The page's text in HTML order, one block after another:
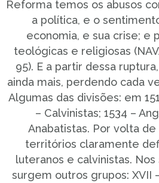
Reforma temos os abusos
a política, e o
economia, e sua crise; e
teológicas e religiosas
95). E a partir dessa
ainda mais, perdendo cada
Algumas das divisões: em
– Calvinistas; 1534 –
Anabatistas. Por volta
territórios claramente
luteranos e calvinistas.
surgem outros grupos: XVII